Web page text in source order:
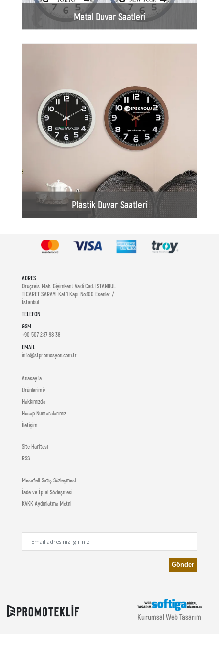
Metal Duvar Saatleri
Plastik Duvar Saatleri
ADRES
Oruçreis Mah. Giyimkent Vadi Cad. İSTANBUL
TİCARET SARAYI Kat:1 Kapı No:100 Esenler /
İstanbul
TELEFON
GSM
+90 507 287 98 38
EMAIL
info@stpromosyon.com.tr
Anasayfa
Ürünlerimiz
Hakkımızda
Hesap Numaralarımız
İletişim
Site Haritası
RSS
Mesafeli Satış Sözleşmesi
İade ve İptal Sözleşmesi
KVKK Aydınlatma Metni
Kurumsal Web Tasarım